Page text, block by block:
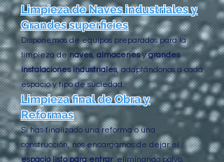
Limpieza de Naves industriales y
Grandes superficies
Disponemos de equipos preparados para la
limpieza de naves, almacenesygrandes
instalaciones industriales, adaptándonos a cada
espacio y tipo de suciedad.
Limpieza final de Obra y
Reformas
Si has finalizado una reforma o una
construcción, nos encargamos de dejar el
espacio listo para entrar, eliminando polvo,